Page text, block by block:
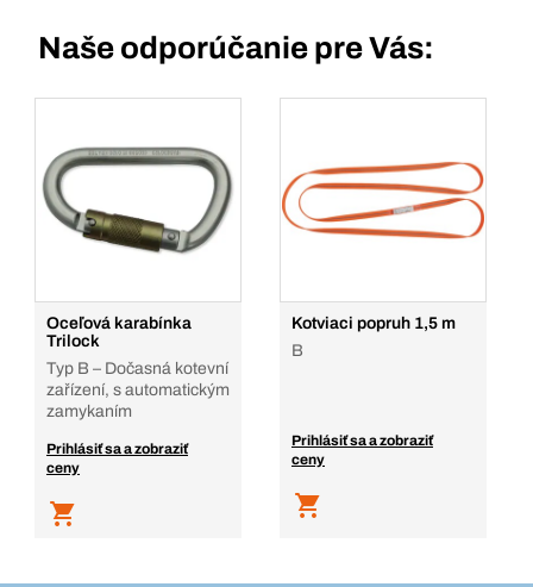
Naše odporúčanie pre Vás:
Oceľová karabínka
Trilock
Typ B – Dočasná kotevní
zařízení, s automatickým
zamykaním
Prihlásiť sa a zobraziť
ceny
Kotviaci popruh 1,5 m
B
Prihlásiť sa a zobraziť
ceny